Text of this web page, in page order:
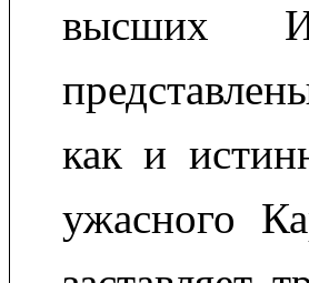
высших
как и
ужасного